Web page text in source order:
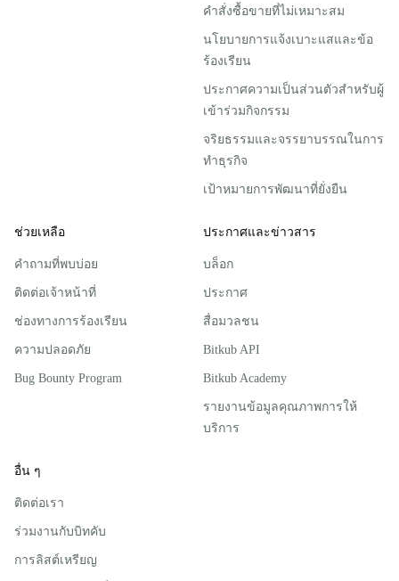
คำสั่งซื้อขายที่ไม่เหมาะสม
นโยบายการแจ้งเบาะแสและข้อ
ร้องเรียน
ประกาศความเป็นส่วนตัวสําหรับผู้
เข้าร่วมกิจกรรม
จริยธรรมและจรรยาบรรณในการ
ทำธุรกิจ
เป้าหมายการพัฒนาที่ยั่งยืน
ช่วยเหลือ
คำถามที่พบบ่อย
ติดต่อเจ้าหน้าที่
ช่องทางการร้องเรียน
ความปลอดภัย
Bug Bounty Program
ประกาศและข่าวสาร
บล็อก
ประกาศ
สื่อมวลชน
Bitkub API
Bitkub Academy
รายงานข้อมูลคุณภาพการให้
บริการ
อื่น ๆ
ติดต่อเรา
ร่วมงานกับบิทคับ
การลิสต์เหรียญ